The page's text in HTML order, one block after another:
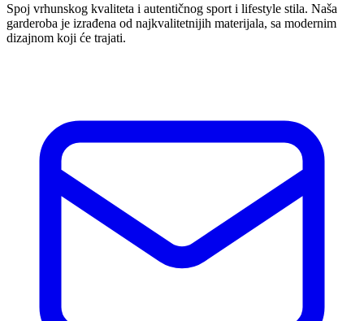
Spoj vrhunskog kvaliteta i autentičnog sport i lifestyle stila. Naša
garderoba je izrađena od najkvalitetnijih materijala, sa modernim
dizajnom koji će trajati.